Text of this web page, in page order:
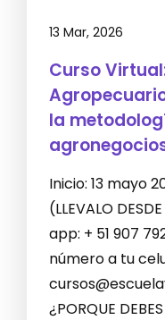
13 Mar, 2026
Curso
la
Inicio: 13 mayo
(LLEVALO
app: + 51 907
número a tu
¿PORQUE